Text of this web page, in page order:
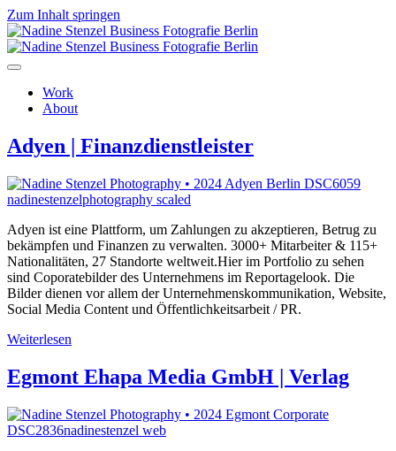
Zum Inhalt springen
Work
About
Adyen | Finanzdienstleister
Adyen ist eine Plattform, um Zahlungen zu akzeptieren, Betrug zu
bekämpfen und Finanzen zu verwalten. 3000+ Mitarbeiter & 115+
Nationalitäten, 27 Standorte weltweit.Hier im Portfolio zu sehen
sind Coporatebilder des Unternehmens im Reportagelook. Die
Bilder dienen vor allem der Unternehmenskommunikation, Website,
Social Media Content und Öffentlichkeitsarbeit / PR.
Weiterlesen
Egmont Ehapa Media GmbH | Verlag